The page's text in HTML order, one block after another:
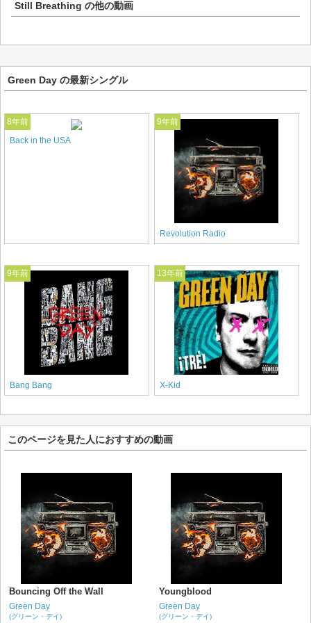
Still Breathing の他の動画
Green Day の最新シングル
8年前
Back in the USA
9年前
Revolution Radio
9年前
Bang Bang
13年前
X-Kid
このページを見た人におすすめの動画
Bouncing Off the Wall
Green Day
(グリーン・デイ)
Youngblood
Green Day
(グリーン・デイ)